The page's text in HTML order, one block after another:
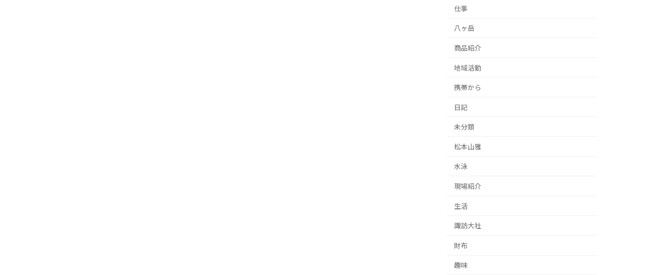
仕事
八ヶ岳
商品紹介
地域活動
携帯から
日記
未分類
松本山雅
水泳
現場紹介
生活
諏訪大社
財布
趣味